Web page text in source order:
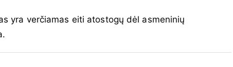
yra verčiamas eiti atostogų dėl asmeninių